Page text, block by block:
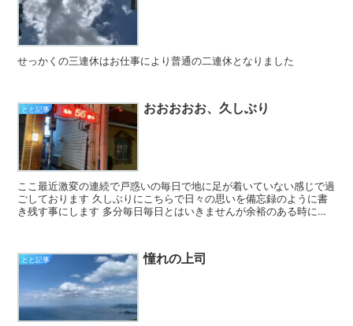
せっかくの三連休はお仕事により普通の二連休となりました
とと記事 おおおおお、久しぶり
ここ最近激変の連続で戸惑いの毎日で地に足が着いていない感じで過
ごしております 久しぶりにこちらで日々の思いを備忘録のように書
き残す事にします 多分毎日毎日とはいきませんが余裕のある時に残
とと記事 憧れの上司